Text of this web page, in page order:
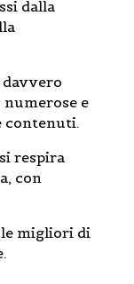
dalla
numerose e
contenuti.
respira
con
migliori di